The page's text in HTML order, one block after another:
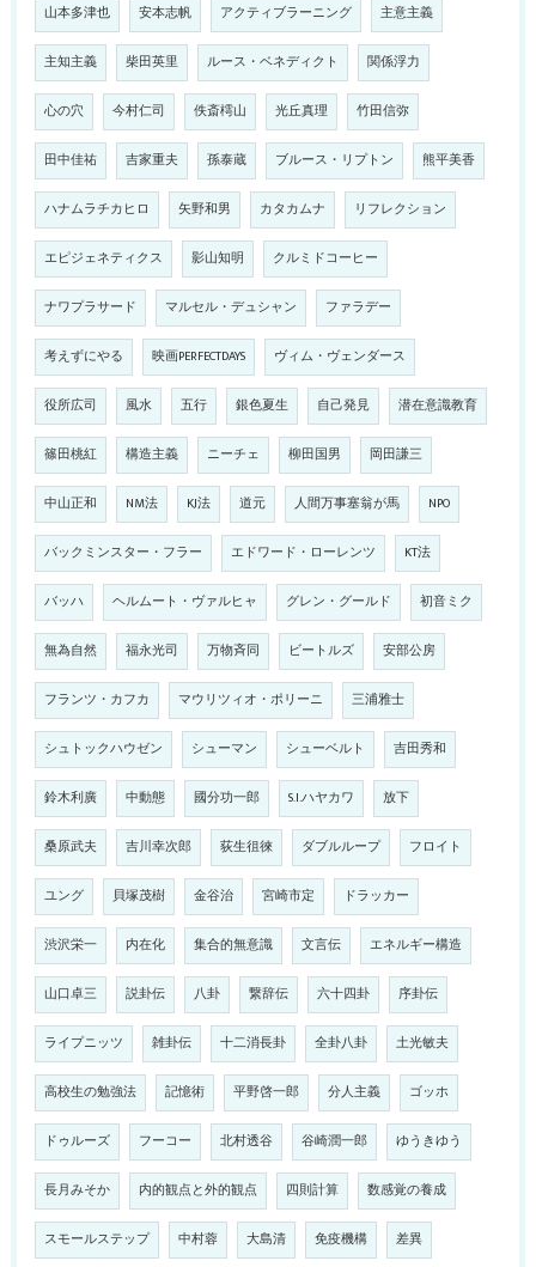
山本多津也 安本志帆 アクティブラーニング 主意主義
主知主義 柴田英里 ルース・ベネディクト 関係浮力
心の穴 今村仁司 佚斎樗山 光丘真理 竹田信弥
田中佳祐 吉家重夫 孫泰蔵 ブルース・リプトン 熊平美香
ハナムラチカヒロ 矢野和男 カタカムナ リフレクション
エピジェネティクス 影山知明 クルミドコーヒー
ナワプラサード マルセル・デュシャン ファラデー
考えずにやる 映画PERFECTDAYS ヴィム・ヴェンダース
役所広司 風水 五行 銀色夏生 自己発見 潜在意識教育
篠田桃紅 構造主義 ニーチェ 柳田国男 岡田謙三
中山正和 NM法 KJ法 道元 人間万事塞翁が馬 NPO
バックミンスター・フラー エドワード・ローレンツ KT法
バッハ ヘルムート・ヴァルヒャ グレン・グールド 初音ミク
無為自然 福永光司 万物斉同 ビートルズ 安部公房
フランツ・カフカ マウリツィオ・ポリーニ 三浦雅士
シュトックハウゼン シューマン シューベルト 吉田秀和
鈴木利廣 中動態 國分功一郎 S.I.ハヤカワ 放下
桑原武夫 吉川幸次郎 荻生徂徠 ダブルループ フロイト
ユング 貝塚茂樹 金谷治 宮崎市定 ドラッカー
渋沢栄一 内在化 集合的無意識 文言伝 エネルギー構造
山口卓三 説卦伝 八卦 繋辞伝 六十四卦 序卦伝
ライプニッツ 雑卦伝 十二消長卦 全卦八卦 土光敏夫
高校生の勉強法 記憶術 平野啓一郎 分人主義 ゴッホ
ドゥルーズ フーコー 北村透谷 谷崎潤一郎 ゆうきゆう
長月みそか 内的観点と外的観点 四則計算 数感覚の養成
スモールステップ 中村蓉 大島清 免疫機構 差異